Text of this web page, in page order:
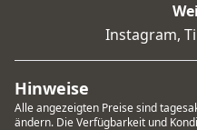
Instagram,
Hinweise
Alle angezeigten Preise sind
ändern. Die Verfügbarkeit und